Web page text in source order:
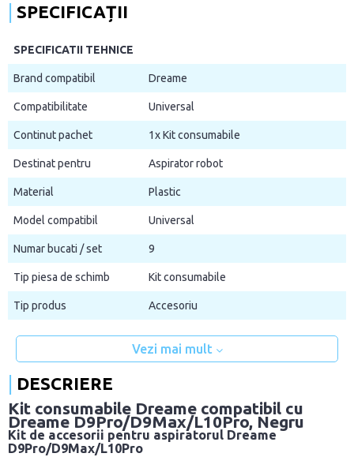
SPECIFICAȚII
SPECIFICATII TEHNICE
Brand compatibil Dreame
Compatibilitate Universal
Continut pachet 1x Kit consumabile
Destinat pentru Aspirator robot
Material Plastic
Model compatibil Universal
Numar bucati / set 9
Tip piesa de schimb Kit consumabile
Tip produs Accesoriu
Vezi mai mult
DESCRIERE
Kit consumabile Dreame compatibil cu
Dreame D9Pro/D9Max/L10Pro, Negru
Kit de accesorii pentru aspiratorul Dreame
D9Pro/D9Max/L10Pro